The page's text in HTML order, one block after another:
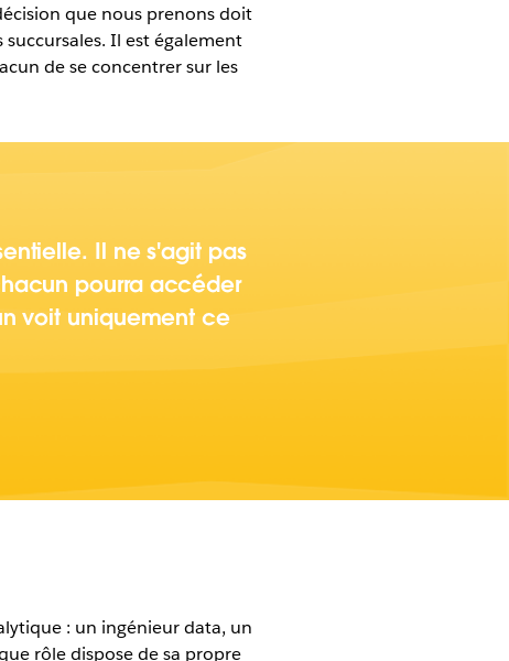
que nous prenons doit
Il est également
de se concentrer sur les
Il ne s'agit pas
pourra accéder
voit uniquement ce
: un ingénieur data, un
rôle dispose de sa propre